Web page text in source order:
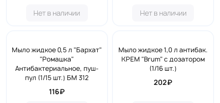
Нет в наличии
Нет в наличии
Мыло жидкое 0,5 л "Бархат"
"Ромашка"
Антибактериальное, пуш-
пул (1/15 шт.) БМ 312
116₽
Мыло жидкое 1,0 л антибак.
КРЕМ "Brum" с дозатором
(1/16 шт.)
202₽